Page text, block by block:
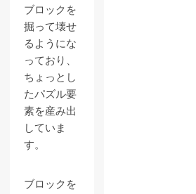
ブロックを
掘って壊せ
るようにな
っており、
ちょっとし
たパズル要
素を産み出
していま
す。
ブロックを